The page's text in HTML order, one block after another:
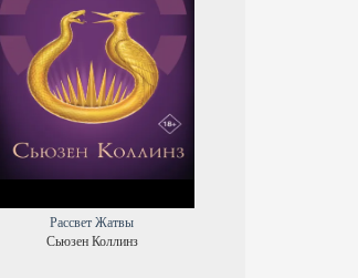
Рассвет Жатвы
Сьюзен Коллинз